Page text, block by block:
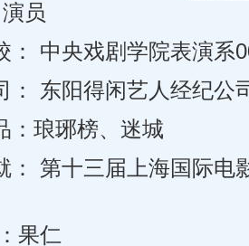
员
中央戏剧学院表演系
东阳得闲艺人经纪公
琅琊榜、迷城
第十三届上海国际电
果仁